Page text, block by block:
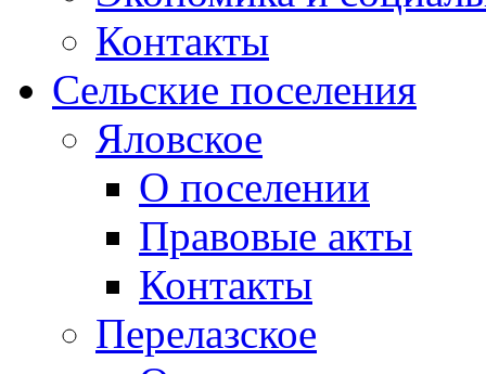
Контакты
Сельские поселения
Яловское
О поселении
Правовые акты
Контакты
Перелазское